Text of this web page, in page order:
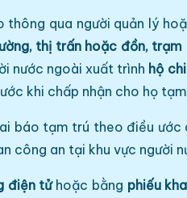
qua người quản lý
thị trấn hoặc đồn, trạm
nước ngoài xuất trình hộ
khi chấp nhận cho họ
báo tạm trú theo điều ước
công an tại khu vực người
điện tửhoặc bằng phiếu